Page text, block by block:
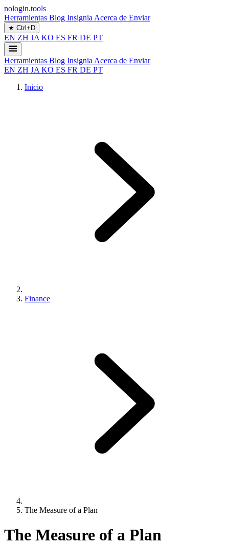
nologin.tools
Herramientas Blog Insignia Acerca de Enviar
★ Ctrl+D
EN ZH JA KO ES FR DE PT
Herramientas Blog Insignia Acerca de Enviar
EN ZH JA KO ES FR DE PT
Inicio
Finance
The Measure of a Plan
The Measure of a Plan